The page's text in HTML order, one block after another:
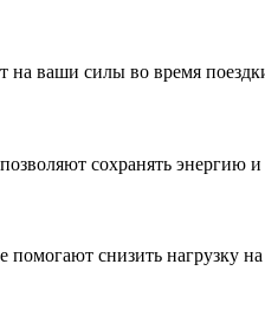
на ваши силы во время
сохранять энергию
снизить нагрузку